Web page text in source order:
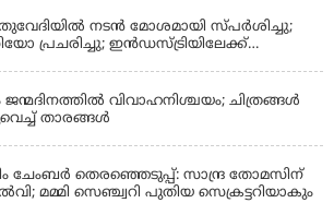
നടന്‍ മോശമായി സ്പര്‍ശിച്ചു;
പ്രചരിച്ചു; ഇന്‍ഡസ്ട്രിയിലേക്ക്
ജന്മദിനത്തിൽ വിവാഹനിശ്ചയം; ചിത്രങ്ങള്‍
താരങ്ങൾ
ചേംബർ തെരഞ്ഞെടുപ്പ്: സാന്ദ്ര തോമസിന്
മമ്മി സെഞ്ച്വറി പുതിയ സെക്രട്ടറിയാകും